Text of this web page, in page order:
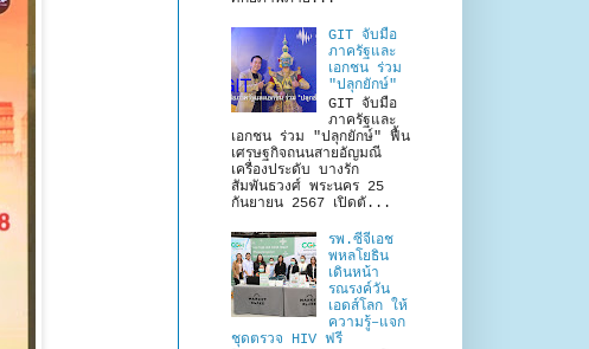
GIT จับมือ
ภาครัฐและ
เอกชน ร่วม
"ปลุกยักษ์"
GIT จับมือ
ภาครัฐและ
เอกชน ร่วม "ปลุกยักษ์" ฟื้น
เศรษฐกิจถนนสายอัญมณี
เครื่องประดับ บางรัก
สัมพันธวงศ์ พระนคร 25
กันยายน 2567 เปิดตั...
รพ.ซีจีเอช
พหลโยธิน
เดินหน้า
รณรงค์วัน
เอดส์โลก ให้
ความรู้–แจก
ชุดตรวจ HIV ฟรี